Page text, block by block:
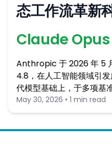
态工作流革新
Claude Opus
Anthropic 于 2026 年 5
4.8，在人工智能领域引
代模型基础上，于多项基
May 30, 2026 • 1 min read